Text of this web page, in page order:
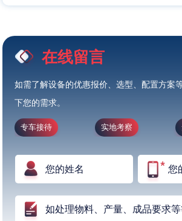
在线留言
如需了解设备的优惠报价、选型、配置方案
下您的需求。
专车接待 实地考察